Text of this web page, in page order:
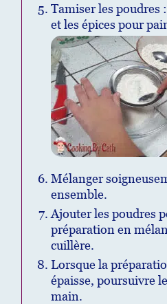
Tamiser les poudres
et les épices pour
Mélanger
ensemble.
Ajouter les poudres
préparation en
cuillère.
Lorsque la
épaisse, poursuivre
main.